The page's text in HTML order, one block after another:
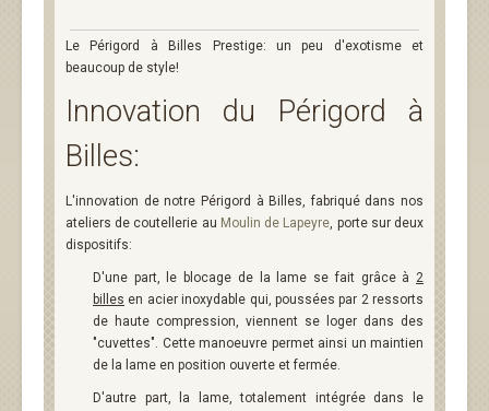
Le Périgord à Billes Prestige: un peu d'exotisme et
beaucoup de style!
Innovation du Périgord à
Billes:
L'innovation de notre Périgord à Billes, fabriqué dans nos
ateliers de coutellerie au Moulin de Lapeyre, porte sur deux
dispositifs:
D'une part, le blocage de la lame se fait grâce à 2
billes en acier inoxydable qui, poussées par 2 ressorts
de haute compression, viennent se loger dans des
"cuvettes". Cette manoeuvre permet ainsi un maintien
de la lame en position ouverte et fermée.
D'autre part, la lame, totalement intégrée dans le